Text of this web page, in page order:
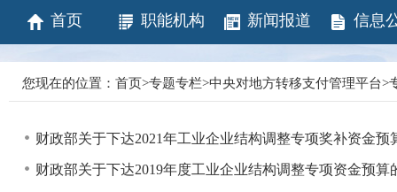
首页 职能机构 新闻报道 信息
您现在的位置： 首页>专题专栏>中央对地方转移支付管理平台>
财政部关于下达2021年工业企业结构调整专项奖补资金
财政部关于下达2019年度工业企业结构调整专项资金预算